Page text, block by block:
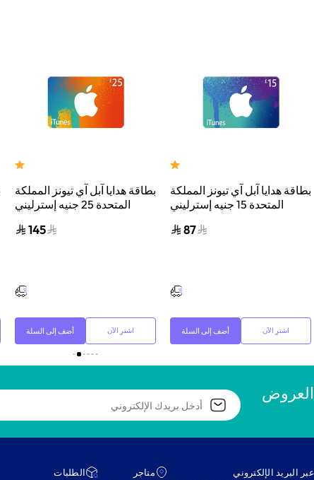
بطاقة هدايا آبل آي تيونز المملكة
المتحدة 25 جنيه إسترليني
الإلكتروني برتقالي/أزرق
145
أضف إلى السلة اشترِ الآن
بطاقة هدايا آبل آي تيونز المملكة
المتحدة 15 جنيه إسترليني
الإلكتروني أزرق
87
أضف إلى السلة اشترِ الآن
البريد الإلكتروني متاجر ‫الطلبات‬